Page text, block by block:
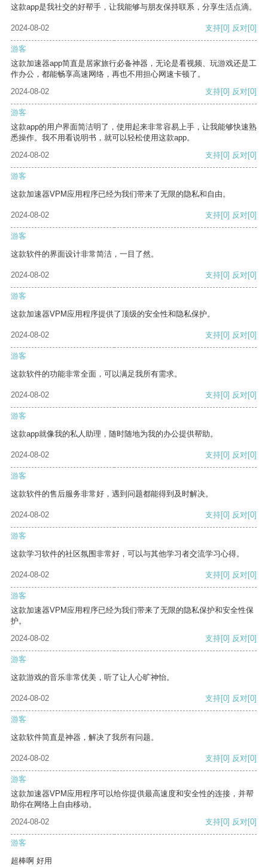
这款app是我社交的好帮手，让我能够与朋友保持联系，分享生活点滴。
2024-08-02 支持[0] 反对[0]
游客
这款加速器app简直是居家旅行必备神器，无论是看视频、玩游戏还是工
作办公，都能畅享高速网络，再也不用担心网速卡顿了。
2024-08-02
支持[0] 反对[0]
游客
这款app的用户界面简洁明了，使用起来非常容易上手，让我能够快速熟
悉操作。我不用看说明书，就可以轻松使用这款app。
2024-08-02
支持[0] 反对[0]
游客
这款加速器VPM应用程序已经为我们带来了无限的隐私和自由。
2024-08-02 支持[0] 反对[0]
游客
这款软件的界面设计非常简洁，一目了然。
2024-08-02 支持[0] 反对[0]
游客
这款加速器VPM应用程序提供了顶级的安全性和隐私保护。
2024-08-02 支持[0] 反对[0]
游客
这款软件的功能非常全面，可以满足我所有需求。
2024-08-02 支持[0] 反对[0]
游客
这款app就像我的私人助理，随时随地为我的办公提供帮助。
2024-08-02 支持[0] 反对[0]
游客
这款软件的售后服务非常好，遇到问题都能得到及时解决。
2024-08-02 支持[0] 反对[0]
游客
这款学习软件的社区氛围非常好，可以与其他学习者交流学习心得。
2024-08-02 支持[0] 反对[0]
游客
这款加速器VPM应用程序已经为我们带来了无限的隐私保护和安全性保
护。
2024-08-02
支持[0] 反对[0]
游客
这款游戏的音乐非常优美，听了让人心旷神怡。
2024-08-02 支持[0] 反对[0]
游客
这款软件简直是神器，解决了我所有问题。
2024-08-02 支持[0] 反对[0]
游客
这款加速器VPM应用程序可以给你提供最高速度和安全性的连接，并帮
助你在网络上自由移动。
2024-08-02
支持[0] 反对[0]
游客
超棒啊 好用